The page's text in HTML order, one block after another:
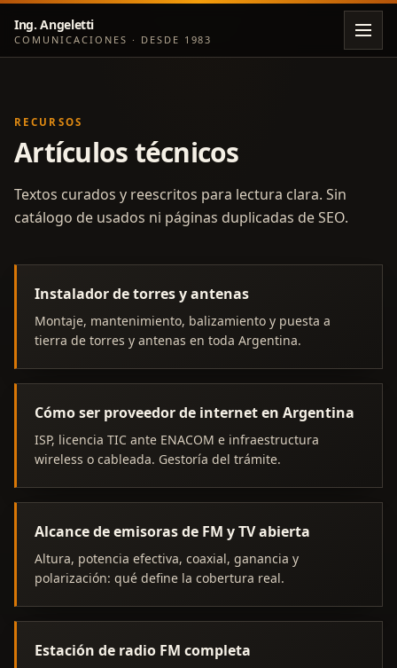
Ing. Angeletti
COMUNICACIONES · DESDE 1983
RECURSOS
Artículos técnicos
Textos curados y reescritos para lectura clara. Sin
catálogo de usados ni páginas duplicadas de SEO.
Instalador de torres y antenas
Montaje, mantenimiento, balizamiento y puesta a
tierra de torres y antenas en toda Argentina.
Cómo ser proveedor de internet en Argentina
ISP, licencia TIC ante ENACOM e infraestructura
wireless o cableada. Gestoría del trámite.
Alcance de emisoras de FM y TV abierta
Altura, potencia efectiva, coaxial, ganancia y
polarización: qué define la cobertura real.
Estación de radio FM completa